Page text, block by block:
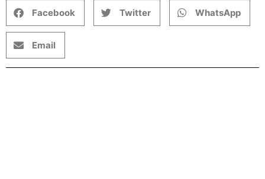
Facebook Twitter WhatsApp
Email